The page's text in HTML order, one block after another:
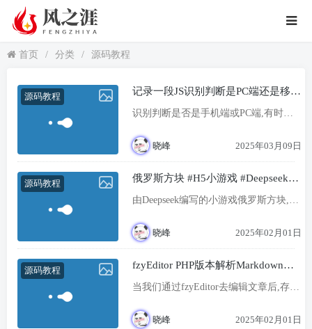
首页 / 分类 / 源码教程
源码教程
记录一段JS识别判断是PC端还是移动
血鸿蒙识别
识别判断是否是手机端或PC端,有时候
晓峰
2025年03月09日
源码教程
俄罗斯方块 #H5小游戏 #Deepseek
由Deepseek编写的小游戏俄罗斯方块,大
晓峰
2025年02月01日
源码教程
fzyEditor PHP版本解析Markdown及
当我们通过fzyEditor去编辑文章后,存入
那么我们需要用后端语言进行解析,方便
晓峰 2025年02月01日